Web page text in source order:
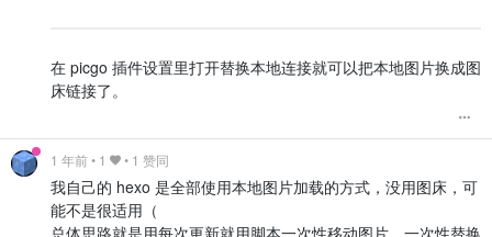
在 picgo 插件设置里打开替换本地连接就可以把本地图片换成图
床链接了。
1 年前• 1 • 1 赞同
我自己的 hexo 是全部使用本地图片加载的方式，没用图床，可
能不是很适用（
总体思路就是用每次更新就用脚本一次性移动图片，一次性替换